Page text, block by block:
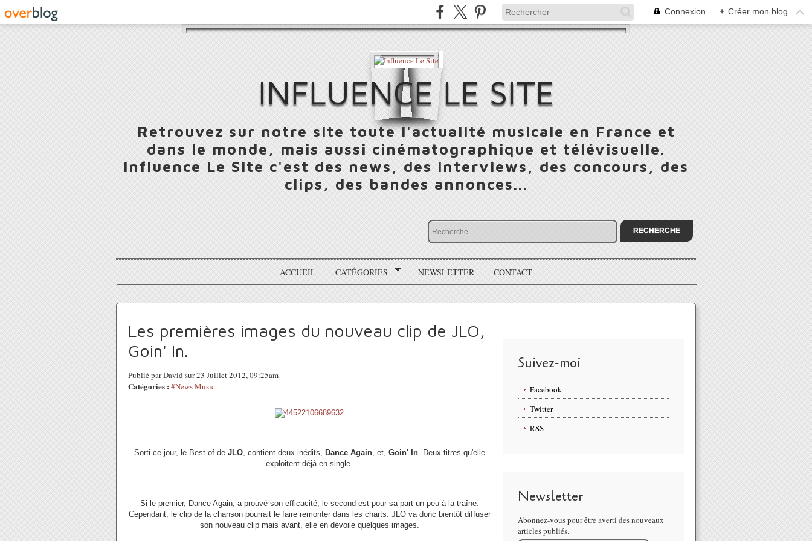
Connexion + Créer mon blog
INFLUENCE LE SITE
Retrouvez sur notre site toute l'actualité musicale en France et
dans le monde, mais aussi cinématographique et télévisuelle.
Influence Le Site c'est des news, des interviews, des concours, des
clips, des bandes annonces...
ACCUEIL CATÉGORIES NEWSLETTER CONTACT
Les premières images du nouveau clip de JLO,
Goin' In.
Publié par David sur 23 Juillet 2012, 09:25am
Catégories : #News Music
Sorti ce jour, le Best of de JLO, contient deux inédits, Dance Again, et, Goin' In. Deux titres qu'elle
exploitent déjà en single.
Si le premier, Dance Again, a prouvé son efficacité, le second est pour sa part un peu à la traîne.
Cependant, le clip de la chanson pourrait le faire remonter dans les charts. JLO va donc bientôt diffuser
son nouveau clip mais avant, elle en dévoile quelques images.
Suivez-moi
Facebook
Twitter
RSS
Newsletter
Abonnez-vous pour être averti des nouveaux
articles publiés.